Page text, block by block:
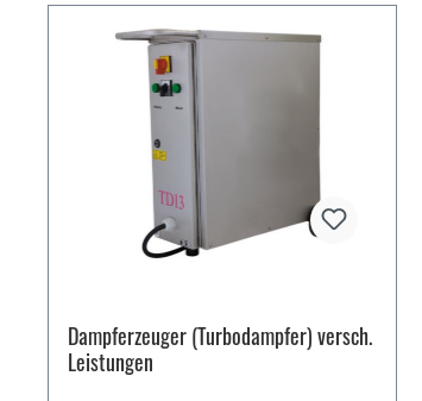
Dampferzeuger (Turbodampfer) versch.
Leistungen